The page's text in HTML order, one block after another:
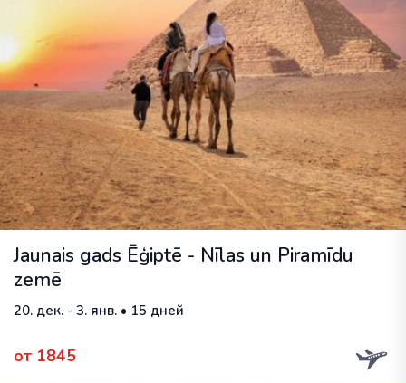
Jaunais gads Ēģiptē - Nīlas un Piramīdu
zemē
20. дек. - 3. янв. • 15 дней
от 1845